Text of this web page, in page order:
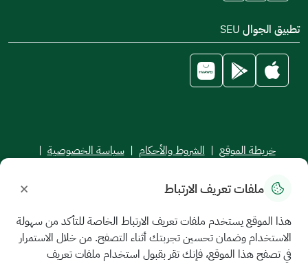
تطبيق الجوال SEU
خريطة الموقع | الشروط والأحكام | سياسة الخصوصية |
جميع الحقوق محفوظة للجامعة السعودية الإلكترونية © 2026
ملفات تعريف الارتباط ×
هذا الموقع يستخدم ملفات تعريف الارتباط الخاصة للتأكد من سهولة
الاستخدام وضمان تحسين تجربتك أثناء التصفح. من خلال الاستمرار
في تصفح هذا الموقع، فإنك تقر بقبول استخدام ملفات تعريف